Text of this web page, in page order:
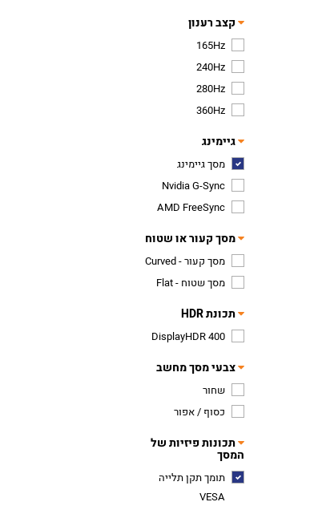
קצב רענון
165Hz
240Hz
280Hz
360Hz
גיימינג
מסך גיימינג
Nvidia G-Sync
AMD FreeSync
מסך קעור או שטוח
מסך קעור - Curved
מסך שטוח - Flat
תכונת HDR
DisplayHDR 400
צבעי מסך מחשב
שחור
כסוף / אפור
תכונות פיזיות של
המסך
תומך תקן תלייה
VESA